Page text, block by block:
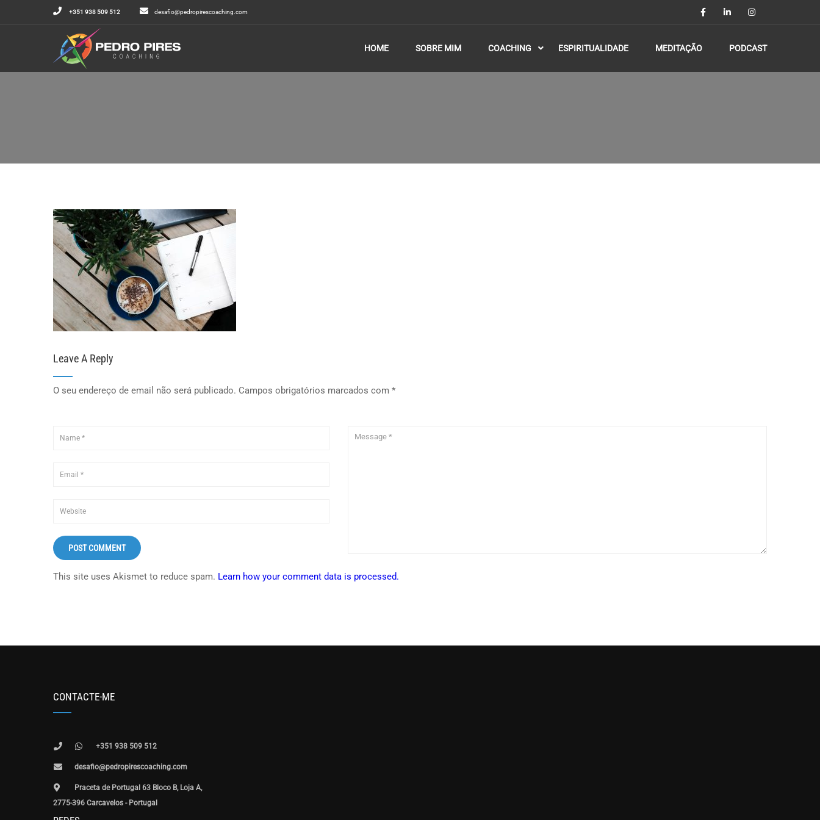
+351 938 509 512 desafio@pedropirescoaching.com
HOME SOBRE MIM COACHING ESPIRITUALIDADE MEDITAÇÃO PODCAST
Leave A Reply
O seu endereço de email não será publicado. Campos obrigatórios marcados com *
This site uses Akismet to reduce spam. Learn how your comment data is processed.
CONTACTE-ME
+351 938 509 512
desafio@pedropirescoaching.com
Praceta de Portugal 63 Bloco B, Loja A,
2775-396 Carcavelos - Portugal